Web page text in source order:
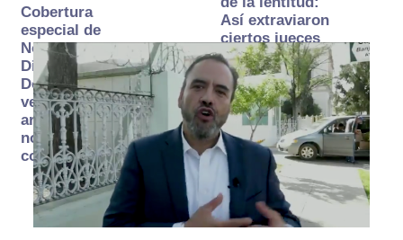
Cobertura
especial de
Norte
Digital:
Donde la
verdad
arde… pero
no se
consume
Así extraviaron
ciertos jueces
la justicia
expedita